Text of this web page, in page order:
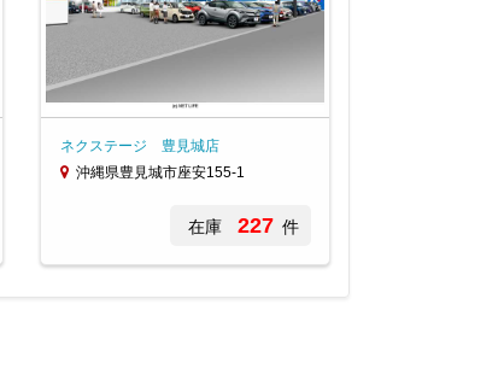
ネクステージ 豊見城店
沖縄県豊見城市座安155-1
在庫 227 件